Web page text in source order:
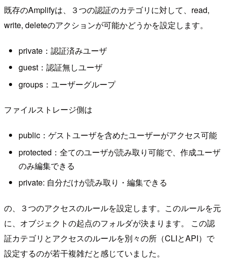
既存のAmplifyは、３つの認証のカテゴリに対して、read,
write, deleteのアクションが可能かどうかを設定します。
private：認証済みユーザ
guest：認証無しユーザ
groups：ユーザーグループ
ファイルストレージ側は
public：ゲストユーザを含めたユーザーがアクセス可能
protected：全てのユーザが読み取り可能で、作成ユーザ
のみ編集できる
private: 自分だけが読み取り・編集できる
の、３つのアクセスのルールを設定します。このルールを元
に、オブジェクトの起点のフォルダが決まります。 この認
証カテゴリとアクセスのルールを別々の所（CLIとAPI）で
設定するのが若干複雑だと感じていました。